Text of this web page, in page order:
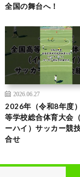
全国の舞台へ！
2026.06.27
2026年（令和8年度
等学校総合体育大会
ーハイ）サッカー競
合せ